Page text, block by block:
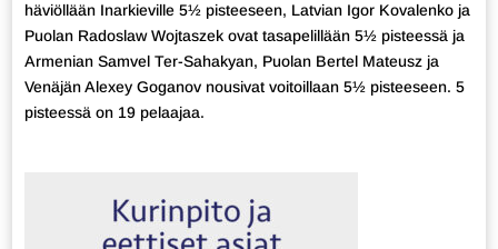
häviöllään Inarkieville 5½ pisteeseen, Latvian Igor Kovalenko ja
Puolan Radoslaw Wojtaszek ovat tasapelillään 5½ pisteessä ja
Armenian Samvel Ter-Sahakyan, Puolan Bertel Mateusz ja
Venäjän Alexey Goganov nousivat voitoillaan 5½ pisteeseen. 5
pisteessä on 19 pelaajaa.